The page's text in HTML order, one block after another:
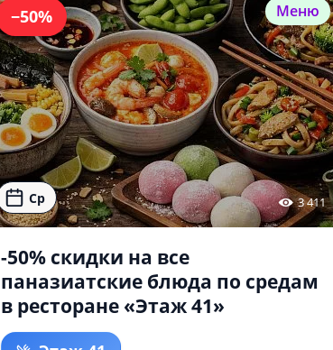
−50% Меню
3 411
Ср
-50% скидки на все
паназиатские блюда по средам
в ресторане «Этаж 41»